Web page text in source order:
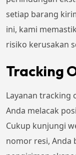
setiap barang
ini, kami
risiko kerusakan
Tracking
Layanan tracking
Anda melacak
Cukup kunjungi
nomor resi, Anda